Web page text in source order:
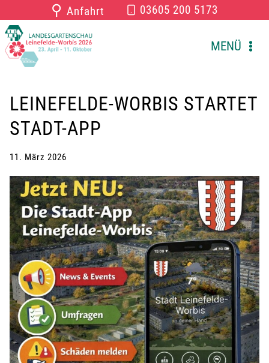
Inhalt
springen
⚲ Anfahrt 03605 200 5173
MENÜ
LEINEFELDE-WORBIS STARTET
STADT-APP
11. März 2026